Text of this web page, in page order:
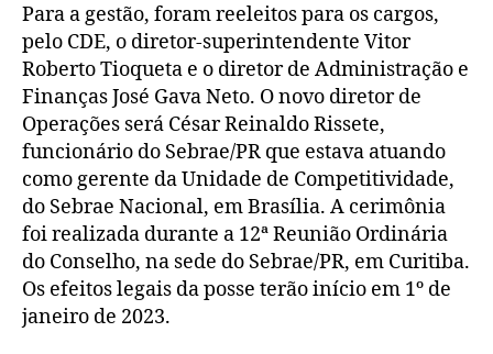
Para a gestão, foram reeleitos para os cargos,
pelo CDE, o diretor-superintendente Vitor
Roberto Tioqueta e o diretor de Administração e
Finanças José Gava Neto. O novo diretor de
Operações será César Reinaldo Rissete,
funcionário do Sebrae/PR que estava atuando
como gerente da Unidade de Competitividade,
do Sebrae Nacional, em Brasília. A cerimônia
foi realizada durante a 12ª Reunião Ordinária
do Conselho, na sede do Sebrae/PR, em Curitiba.
Os efeitos legais da posse terão início em 1º de
janeiro de 2023.